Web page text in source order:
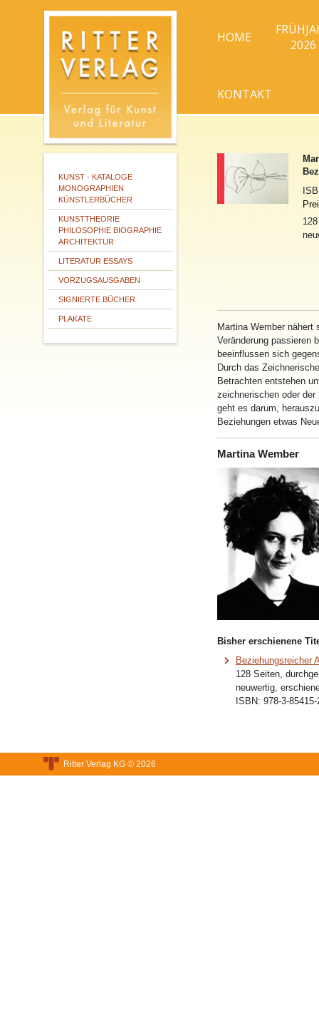
HOME
2026
KONTAKT
KUNST - KATALOGE
MONOGRAPHIEN
KÜNSTLERBÜCHER
KUNSTTHEORIE
PHILOSOPHIE BIOGRAPHIE
ARCHITEKTUR
LITERATUR ESSAYS
VORZUGSAUSGABEN
SIGNIERTE BÜCHER
PLAKATE
Martina Wember nähert
Veränderung passieren
beeinflussen sich
Durch das
Betrachten entstehen
zeichnerischen oder
geht es darum,
Beziehungen etwas
Martina Wember
Bisher erschienene
Beziehungsreicher
128 Seiten,
neuwertig,
ISBN: 978-3-85415-
Ritter Verlag KG © 2026